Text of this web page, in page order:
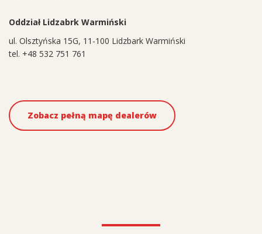
Oddział Lidzabrk Warmiński
ul. Olsztyńska 15G, 11-100 Lidzbark Warmiński
tel. +48 532 751 761
Zobacz pełną mapę dealerów